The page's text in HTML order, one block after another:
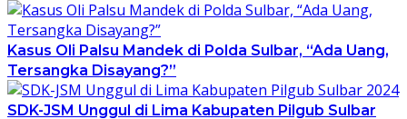
Kasus Oli Palsu Mandek di Polda Sulbar, “Ada Uang,
Tersangka Disayang?”
SDK-JSM Unggul di Lima Kabupaten Pilgub Sulbar